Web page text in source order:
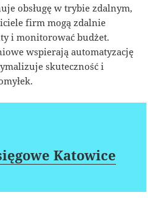
obsługę w trybie zdalnym,
firm mogą zdalnie
i monitorować budżet.
wspierają automatyzację
skuteczność i
Katowice